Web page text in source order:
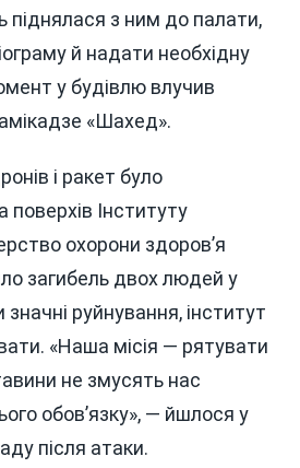
піднялася з ним до палати,
й надати необхідну
у будівлю влучив
«Шахед».
і ракет було
Інституту
охорони здоров’я
загибель двох людей у
руйнування, інститут
«Наша місія — рятувати
не змусять нас
обов’язку», — йшлося у
після атаки.